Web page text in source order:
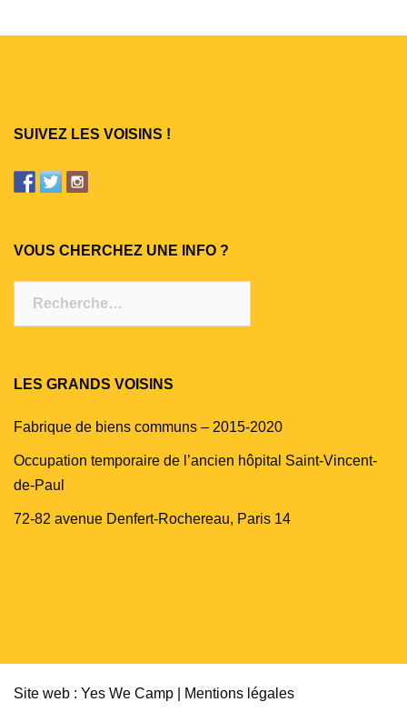
SUIVEZ LES VOISINS !
VOUS CHERCHEZ UNE INFO ?
LES GRANDS VOISINS
Fabrique de biens communs – 2015-2020
Occupation temporaire de l’ancien hôpital Saint-Vincent-
de-Paul
72-82 avenue Denfert-Rochereau, Paris 14
Site web : Yes We Camp | Mentions légales